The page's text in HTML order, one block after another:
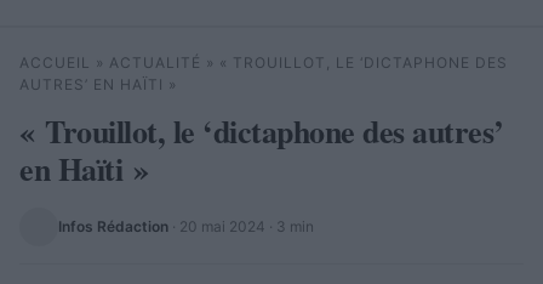
Rechercher ⌕ ×
ACCUEIL » ACTUALITÉ » « TROUILLOT, LE ‘DICTAPHONE DES
AUTRES’ EN HAÏTI »
« Trouillot, le ‘dictaphone des autres’
en Haïti »
Infos Rédaction · 20 mai 2024 · 3 min